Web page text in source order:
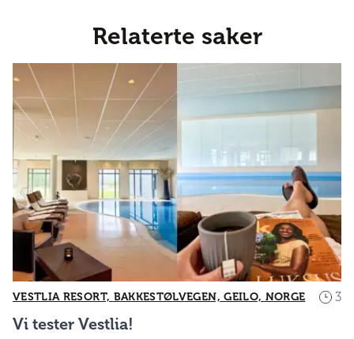
Relaterte saker
VESTLIA RESORT, BAKKESTØLVEGEN, GEILO, NORGE 3
Vi tester Vestlia!